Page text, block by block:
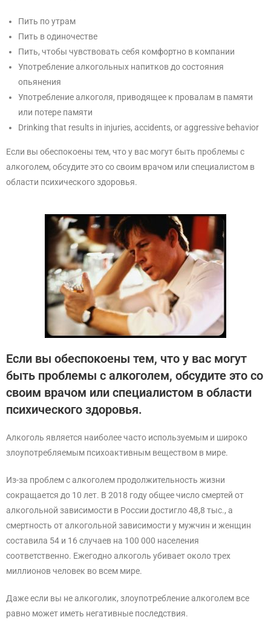
Пить по утрам
Пить в одиночестве
Пить, чтобы чувствовать себя комфортно в компании
Употребление алкогольных напитков до состояния
опьянения
Употребление алкоголя, приводящее к провалам в памяти
или потере памяти
Drinking that results in injuries, accidents, or aggressive behavior
Если вы обеспокоены тем, что у вас могут быть проблемы с
алкоголем, обсудите это со своим врачом или специалистом в
области психического здоровья.
Если вы обеспокоены тем, что у вас могут
быть проблемы с алкоголем, обсудите это со
своим врачом или специалистом в области
психического здоровья.
Алкоголь является наиболее часто используемым и широко
злоупотребляемым психоактивным веществом в мире.
Из-за проблем с алкоголем продолжительность жизни
сокращается до 10 лет. В 2018 году общее число смертей от
алкогольной зависимости в России достигло 48,8 тыс., а
смертность от алкогольной зависимости у мужчин и женщин
составила 54 и 16 случаев на 100 000 населения
соответственно. Ежегодно алкоголь убивает около трех
миллионов человек во всем мире.
Даже если вы не алкоголик, злоупотребление алкоголем все
равно может иметь негативные последствия.